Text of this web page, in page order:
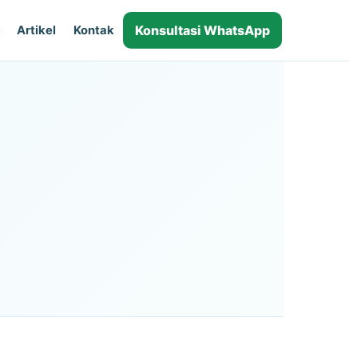
Artikel Kontak Konsultasi WhatsApp